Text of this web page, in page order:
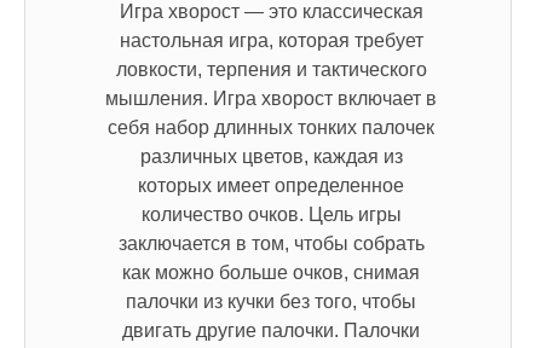
Игра хворост — это классическая
настольная игра, которая требует
ловкости, терпения и тактического
мышления. Игра хворост включает в
себя набор длинных тонких палочек
различных цветов, каждая из
которых имеет определенное
количество очков. Цель игры
заключается в том, чтобы собрать
как можно больше очков, снимая
палочки из кучки без того, чтобы
двигать другие палочки. Палочки